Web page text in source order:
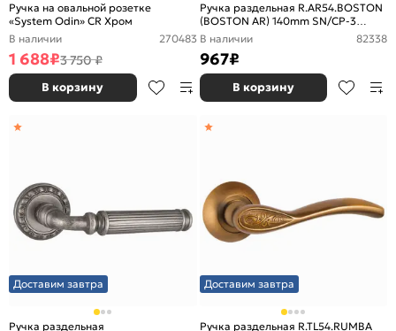
Ручка на овальной розетке
«System Odin» CR Хром
В наличии
270483
1 688₽3 750 ₽
В корзину
Ручка раздельная R.AR54.BOSTON
(BOSTON AR) 140mm SN/CP-3
матовый никель/хром
В наличии 82338
967₽
В корзину
Доставим завтра
Ручка раздельная
Доставим завтра
Ручка раздельная R.TL54.RUMBA